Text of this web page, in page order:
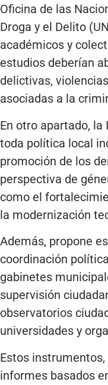
Oficina de las
Droga y el Delito
académicos y
estudios deberían
delictivas,
asociadas a la
En otro apartado, la
toda política local
promoción de los
perspectiva de
como el
la modernización
Además, propone
coordinación
gabinetes
supervisión
observatorios
universidades y
Estos
informes basados